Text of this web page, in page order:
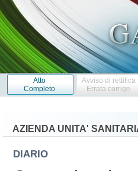
Atto
Completo
Avviso di rettifica
Errata corrige
AZIENDA UNITA'
DIARIO